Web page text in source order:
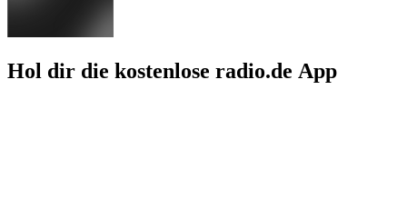
Hol dir die kostenlose radio.de App